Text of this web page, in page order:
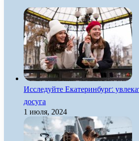
Исследуйте Екатеринбург:
досуга
1 июля, 2024